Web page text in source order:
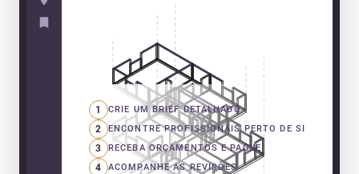
1 CRIE UM BRIEF DETALHADO
2 ENCONTRE PROFISSIONAIS PERTO DE SI
3 RECEBA ORÇAMENTOS E PAGUE
4 ACOMPANHE AS REVISÕES